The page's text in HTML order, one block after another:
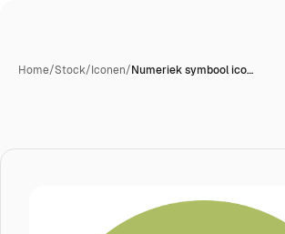
Home/Stock/Iconen/Numeriek symbool ico…